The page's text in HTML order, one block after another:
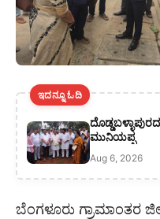
ಇದನ್ನೂ ಓದಿ
ಮುನಿಯಪ್ಪ
Aug 6, 2026
ಬೆಂಗಳೂರು ಗ್ರಾಮಾಂತರ